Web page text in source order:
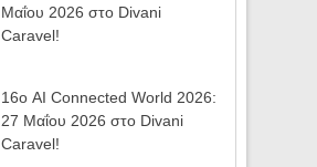
Μαΐου 2026 στο Divani
Caravel!
16ο AI Connected World 2026:
27 Μαΐου 2026 στο Divani
Caravel!